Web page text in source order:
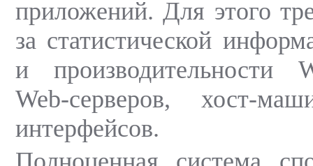
приложений. Для этого
за статистической
и производительности
Web-серверов, хост-
интерфейсов.